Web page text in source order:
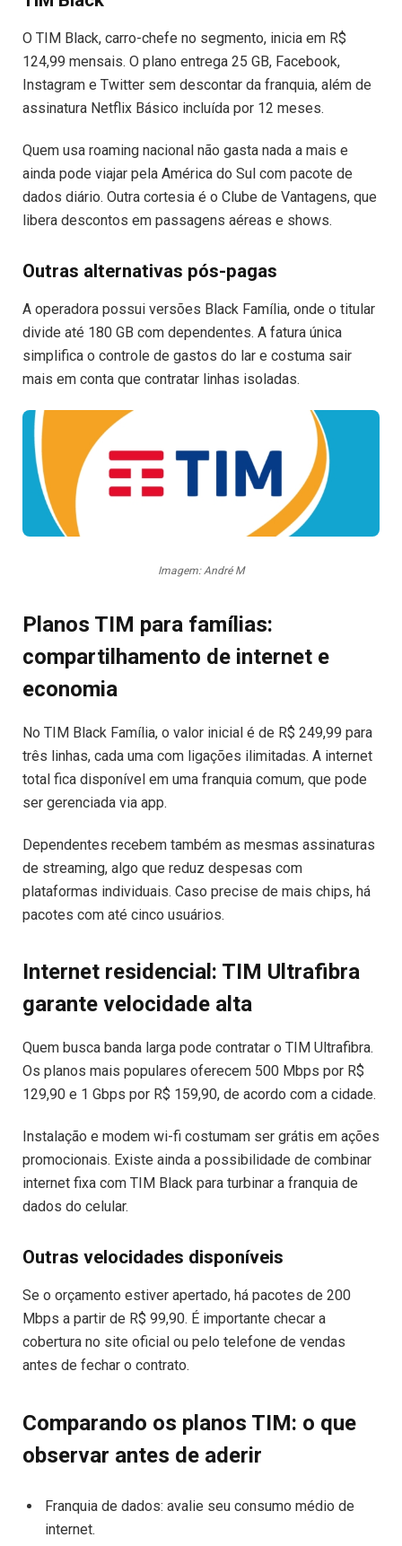
O TIM Black, carro-chefe no segmento, inicia em R$
124,99 mensais. O plano entrega 25 GB, Facebook,
Instagram e Twitter sem descontar da franquia, além de
assinatura Netflix Básico incluída por 12 meses.
Quem usa roaming nacional não gasta nada a mais e
ainda pode viajar pela América do Sul com pacote de
dados diário. Outra cortesia é o Clube de Vantagens, que
libera descontos em passagens aéreas e shows.
Outras alternativas pós-pagas
A operadora possui versões Black Família, onde o titular
divide até 180 GB com dependentes. A fatura única
simplifica o controle de gastos do lar e costuma sair
mais em conta que contratar linhas isoladas.
Imagem: André M
Planos TIM para famílias:
compartilhamento de internet e
economia
No TIM Black Família, o valor inicial é de R$ 249,99 para
três linhas, cada uma com ligações ilimitadas. A internet
total fica disponível em uma franquia comum, que pode
ser gerenciada via app.
Dependentes recebem também as mesmas assinaturas
de streaming, algo que reduz despesas com
plataformas individuais. Caso precise de mais chips, há
pacotes com até cinco usuários.
Internet residencial: TIM Ultrafibra
garante velocidade alta
Quem busca banda larga pode contratar o TIM Ultrafibra.
Os planos mais populares oferecem 500 Mbps por R$
129,90 e 1 Gbps por R$ 159,90, de acordo com a cidade.
Instalação e modem wi-fi costumam ser grátis em ações
promocionais. Existe ainda a possibilidade de combinar
internet fixa com TIM Black para turbinar a franquia de
dados do celular.
Outras velocidades disponíveis
Se o orçamento estiver apertado, há pacotes de 200
Mbps a partir de R$ 99,90. É importante checar a
cobertura no site oficial ou pelo telefone de vendas
antes de fechar o contrato.
Comparando os planos TIM: o que
observar antes de aderir
Franquia de dados: avalie seu consumo médio de
internet.